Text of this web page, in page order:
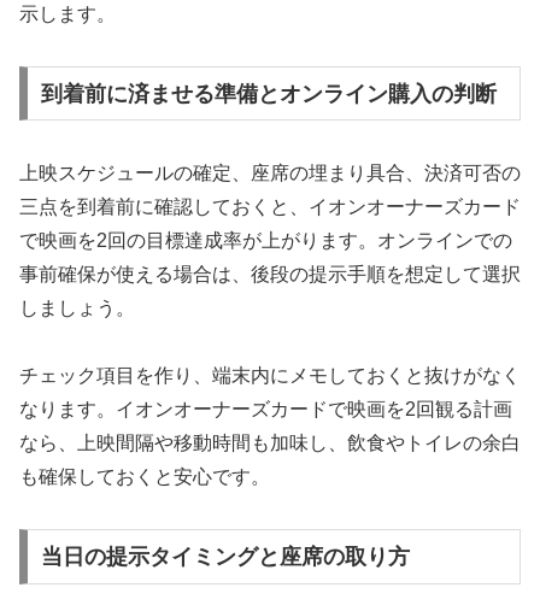
示します。
到着前に済ませる準備とオンライン購入の判断
上映スケジュールの確定、座席の埋まり具合、決済可否の
三点を到着前に確認しておくと、イオンオーナーズカード
で映画を2回の目標達成率が上がります。オンラインでの
事前確保が使える場合は、後段の提示手順を想定して選択
しましょう。
チェック項目を作り、端末内にメモしておくと抜けがなく
なります。イオンオーナーズカードで映画を2回観る計画
なら、上映間隔や移動時間も加味し、飲食やトイレの余白
も確保しておくと安心です。
当日の提示タイミングと座席の取り方